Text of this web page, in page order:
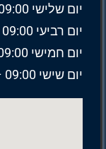
יום שלישי 09:00 – 19:00
יום רביעי 09:00 – 19:00
יום חמישי 09:00 – 19:00
יום שישי 09:00 – 12:00